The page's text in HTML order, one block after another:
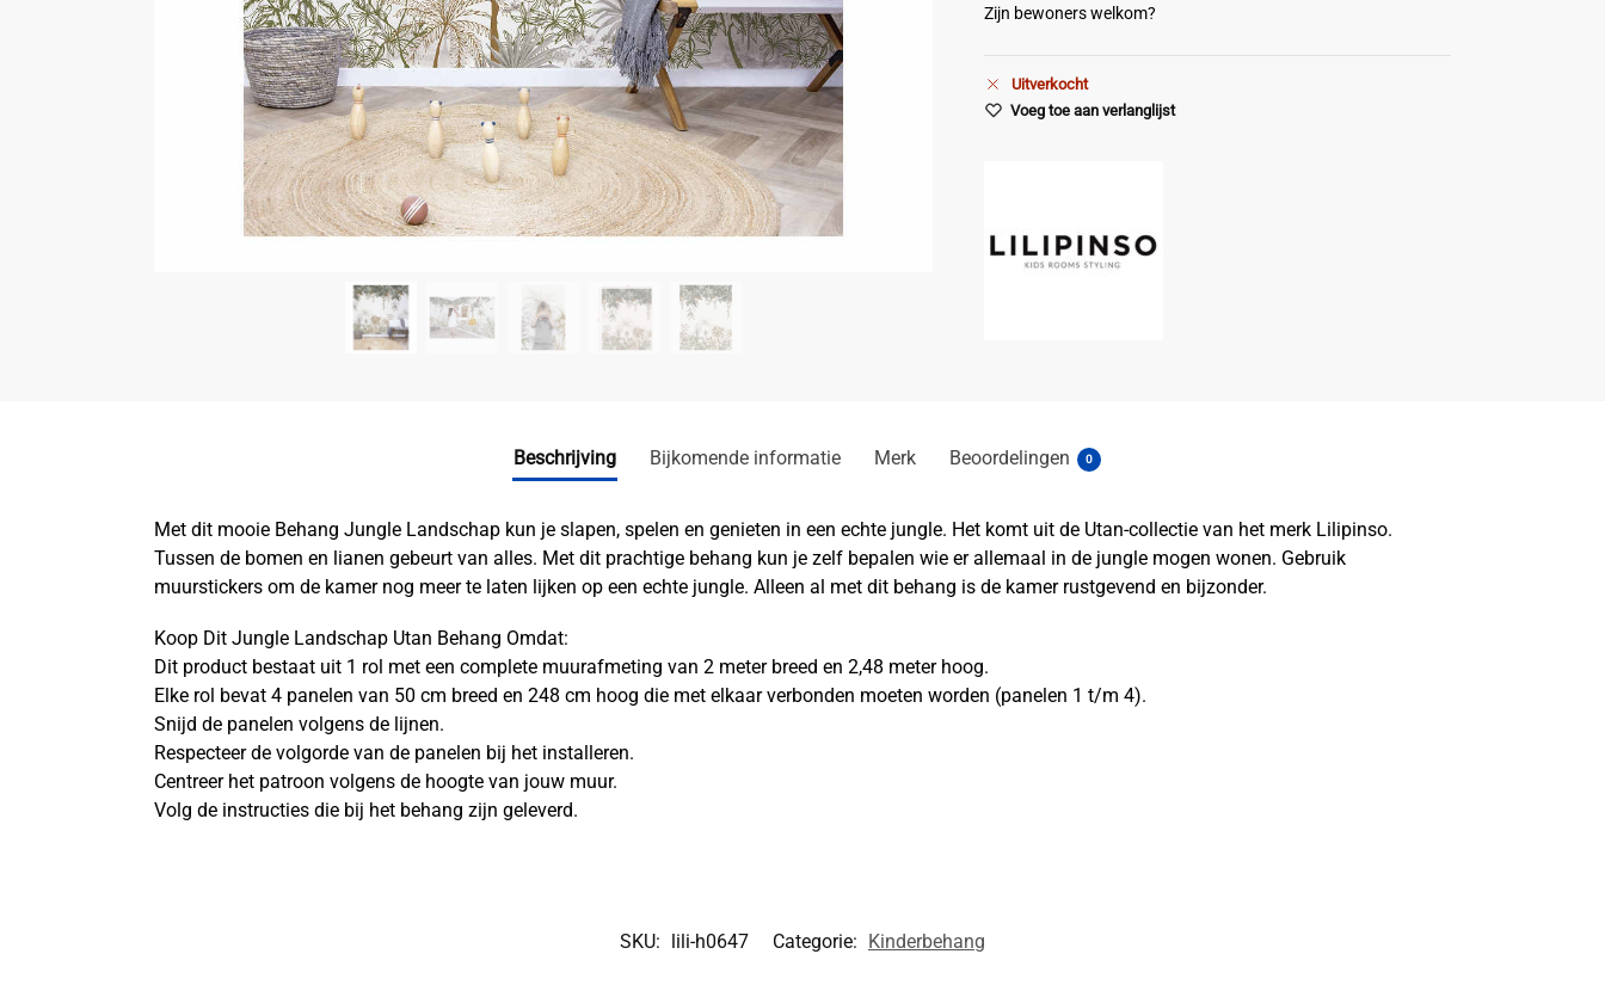
Zijn bewoners welkom?
Uitverkocht
Voeg toe aan verlanglijst
Beschrijving Bijkomende informatie Merk Beoordelingen 0
Met dit mooie Behang Jungle Landschap kun je slapen, spelen en genieten in een echte jungle. Het komt uit de Utan-collectie van het merk Lilipinso.
Tussen de bomen en lianen gebeurt van alles. Met dit prachtige behang kun je zelf bepalen wie er allemaal in de jungle mogen wonen. Gebruik
muurstickers om de kamer nog meer te laten lijken op een echte jungle. Alleen al met dit behang is de kamer rustgevend en bijzonder.
Koop Dit Jungle Landschap Utan Behang Omdat:
Dit product bestaat uit 1 rol met een complete muurafmeting van 2 meter breed en 2,48 meter hoog.
Elke rol bevat 4 panelen van 50 cm breed en 248 cm hoog die met elkaar verbonden moeten worden (panelen 1 t/m 4).
Snijd de panelen volgens de lijnen.
Respecteer de volgorde van de panelen bij het installeren.
Centreer het patroon volgens de hoogte van jouw muur.
Volg de instructies die bij het behang zijn geleverd.
SKU: lili-h0647 Categorie: Kinderbehang